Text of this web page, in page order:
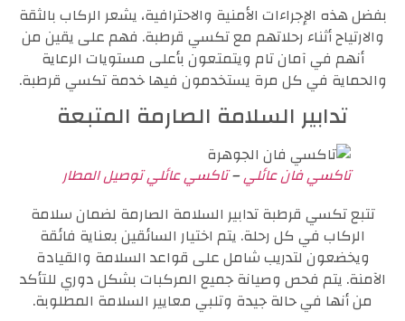
بفضل هذه الإجراءات الأمنية والاحترافية، يشعر الركاب بالثقة
والارتياح أثناء رحلاتهم مع تكسي قرطبة. فهم على يقين من
أنهم في آمان تام ويتمتعون بأعلى مستويات الرعاية
والحماية في كل مرة يستخدمون فيها خدمة تكسي قرطبة.
تدابير السلامة الصارمة المتبعة
تاكسي فان عائلي–تاكسي عائلي توصيل المطار
تتبع تكسي قرطبة تدابير السلامة الصارمة لضمان سلامة
الركاب في كل رحلة. يتم اختيار السائقين بعناية فائقة
ويخضعون لتدريب شامل على قواعد السلامة والقيادة
الآمنة. يتم فحص وصيانة جميع المركبات بشكل دوري للتأكد
من أنها في حالة جيدة وتلبي معايير السلامة المطلوبة.